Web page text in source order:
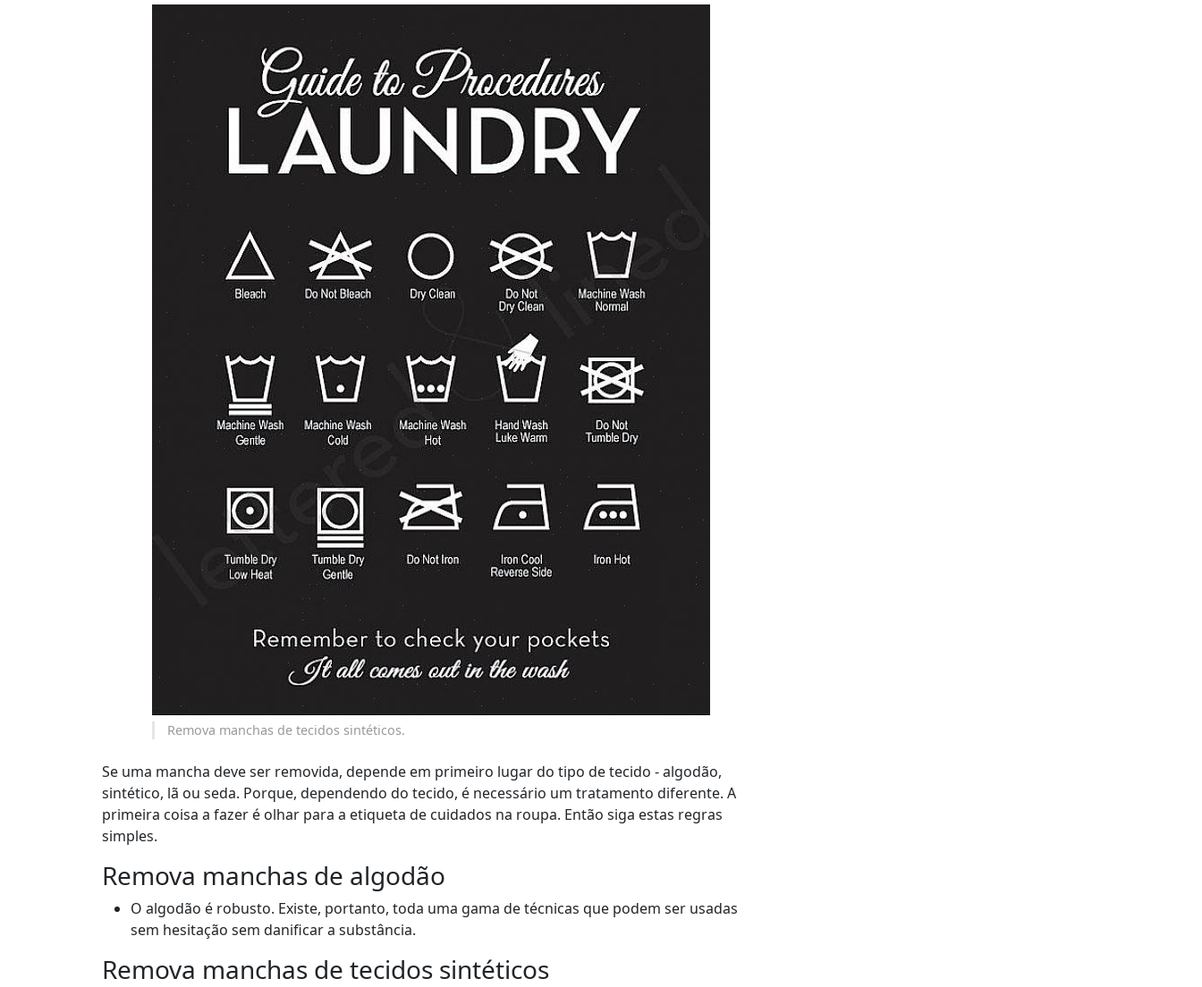
Remova manchas de tecidos sintéticos.
Se uma mancha deve ser removida, depende em primeiro lugar do tipo de tecido - algodão,
sintético, lã ou seda. Porque, dependendo do tecido, é necessário um tratamento diferente. A
primeira coisa a fazer é olhar para a etiqueta de cuidados na roupa. Então siga estas regras
simples.
Remova manchas de algodão
O algodão é robusto. Existe, portanto, toda uma gama de técnicas que podem ser usadas
sem hesitação sem danificar a substância.
Remova manchas de tecidos sintéticos